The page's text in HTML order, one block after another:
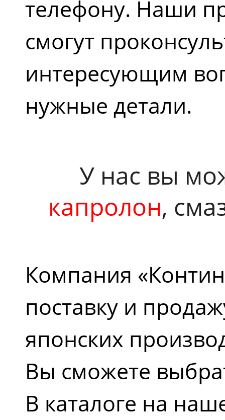
телефону. Наши
смогут
интересующим
нужные детали.
У нас вы
капролон,
Компания
поставку и
японских
Вы сможете
В каталоге на